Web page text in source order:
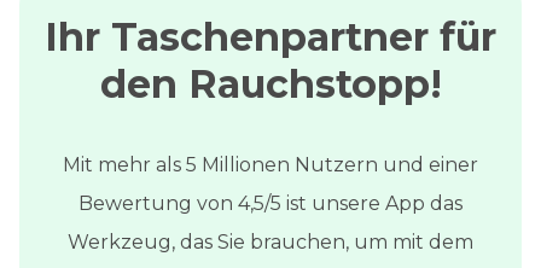
Ihr Taschenpartner für
den Rauchstopp!
Mit mehr als 5 Millionen Nutzern und einer
Bewertung von 4,5/5 ist unsere App das
Werkzeug, das Sie brauchen, um mit dem